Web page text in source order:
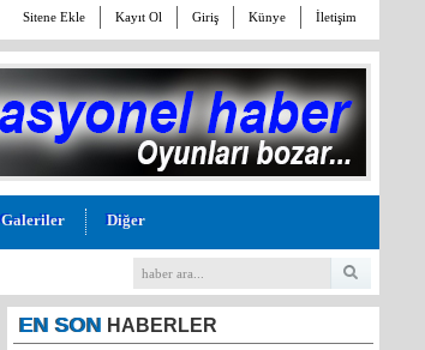
Sitene Ekle Kayıt Ol Giriş Künye İletişim
Galeriler Diğer
EN SON HABERLER